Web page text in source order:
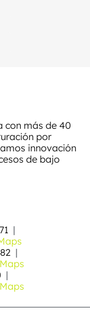
con más de 40
por
innovación
de bajo
|
|
|